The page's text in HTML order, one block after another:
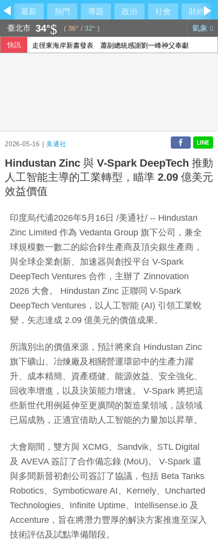
最新 熱門 專題 政治 社會
財經
臺北市 34° ( 36° / 32° ) 氣象
快訊 走徑東海岸新書發表 蕭副總統感謝劉一峰神父奉獻
2026-05-16 |美通社
Hindustan Zinc 與 V-Spark DeepTech 推動
人工智能主導的工業轉型，瞄準 2.09 億美元
效益價值
印度烏代浦2026年5月16日 /美通社/ -- Hindustan
Zinc Limited 作為 Vedanta Group 旗下公司，兼全
球規模數一數二的綜合鋅生產商及頂尖銀生產商，
與全球企業創新、加速器與創投平台 V-Spark
DeepTech Ventures 合作，主辦了 Zinnovation
2026 大會。 Hindustan Zinc 正聯同 V-Spark
DeepTech Ventures，以人工智能 (AI) 引領工業蛻
變，矢志達成 2.09 億美元的價值成果。
所識別出的價值來源，預計將來自 Hindustan Zinc
旗下礦山、冶煉廠及相關營運環節中的生產力躍
升、成本精簡、資產穩健、能源效益、安全強化、
回收率增進，以及決策能力增速。 V-Spark 將把這
些新世代用例延伸至更廣闊的製造業領域，該領域
已屆成熟，正適宜借助人工智能的力量加以昇華。
大會期間，雙方與 XCMG、Sandvik、STL Digital
及 AVEVA 簽訂了合作備忘錄 (MoU)。 V-Spark 還
與多間新晉初創公司簽訂了協議，包括 Beta Tanks
Robotics、Symboticware AI、Kernely、Uncharted
Technologies、Infinite Uptime、Intellisense.io 及
Accenture，旨在將潛力豐厚的解決方案推進至深入
技術評估及試點準備階段。